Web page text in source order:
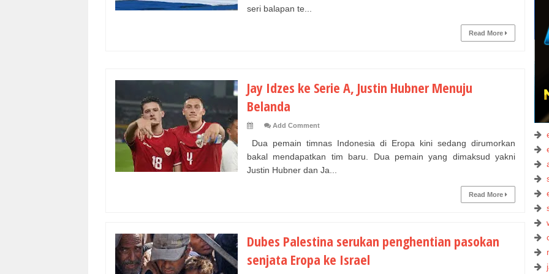
seri balapan te...
Read More
Jay Idzes ke Serie A, Justin Hubner Menuju
Belanda
Add Comment
Dua pemain timnas Indonesia di Eropa kini sedang dirumorkan
bakal mendapatkan tim baru. Dua pemain yang dimaksud yakni
Justin Hubner dan Ja...
Read More
Dubes Palestina serukan penghentian pasokan
senjata Eropa ke Israel